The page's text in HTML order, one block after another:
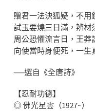
贈君一法決狐疑，不用
試玉要燒三日滿，辨材
周公恐懼流言日，王莽
向使當時身便死，一生
──選自《全唐詩》
【忍耐功德】
◎ 佛光星雲（1927~）